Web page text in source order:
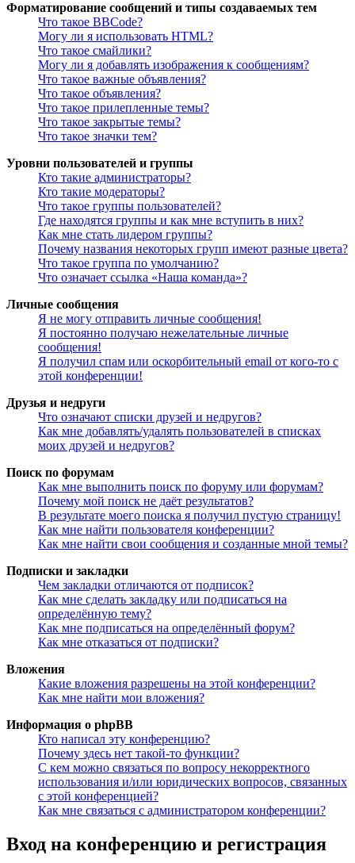
Форматирование сообщений и типы создаваемых тем
Что такое BBCode?
Могу ли я использовать HTML?
Что такое смайлики?
Могу ли я добавлять изображения к сообщениям?
Что такое важные объявления?
Что такое объявления?
Что такое прилепленные темы?
Что такое закрытые темы?
Что такое значки тем?
Уровни пользователей и группы
Кто такие администраторы?
Кто такие модераторы?
Что такое группы пользователей?
Где находятся группы и как мне вступить в них?
Как мне стать лидером группы?
Почему названия некоторых групп имеют разные цвета?
Что такое группа по умолчанию?
Что означает ссылка «Наша команда»?
Личные сообщения
Я не могу отправить личные сообщения!
Я постоянно получаю нежелательные личные
сообщения!
Я получил спам или оскорбительный email от кого-то с
этой конференции!
Друзья и недруги
Что означают списки друзей и недругов?
Как мне добавлять/удалять пользователей в списках
моих друзей и недругов?
Поиск по форумам
Как мне выполнить поиск по форуму или форумам?
Почему мой поиск не даёт результатов?
В результате моего поиска я получил пустую страницу!
Как мне найти пользователя конференции?
Как мне найти свои сообщения и созданные мной темы?
Подписки и закладки
Чем закладки отличаются от подписок?
Как мне сделать закладку или подписаться на
определённую тему?
Как мне подписаться на определённый форум?
Как мне отказаться от подписки?
Вложения
Какие вложения разрешены на этой конференции?
Как мне найти мои вложения?
Информация о phpBB
Кто написал эту конференцию?
Почему здесь нет такой-то функции?
С кем можно связаться по вопросу некорректного
использования и/или юридических вопросов, связанных
с этой конференцией?
Как мне связаться с администратором конференции?
Вход на конференцию и регистрация